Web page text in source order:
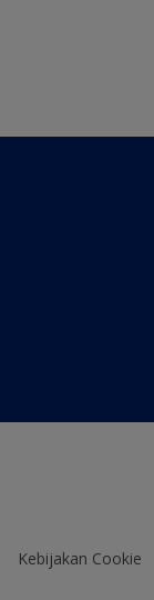
Kebijakan Cookie